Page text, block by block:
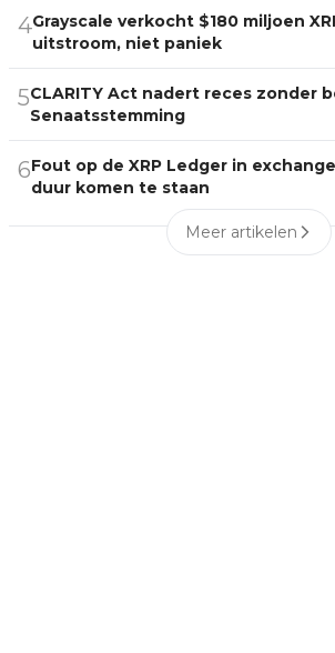
4Grayscale verkocht $180 miljoen
uitstroom, niet paniek
5CLARITY Act nadert reces zonder
Senaatsstemming
6Fout op de XRP Ledger in
duur komen te staan
Meer artikelen